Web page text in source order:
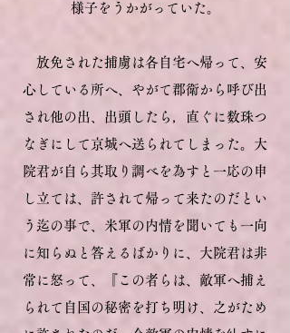
様子をうかがっていた。
放免された捕虜は各自宅へ帰って、安
心している所へ、やがて郡衛から呼び出
され他の出、出頭したら，直ぐに数珠つ
なぎにして京城へ送られてしまった。大
院君が自ら其取り調べを為すと一応の申
し立ては、許されて帰って来たのだとい
う迄の事で、米軍の内情を聞いても一向
に知らぬと答えるばかりに、大院君は非
常に怒って、『この者らは、敵軍へ捕え
られて自国の秘密を打ち明け、之がため